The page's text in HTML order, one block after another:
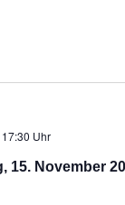
17:30 Uhr
15. November